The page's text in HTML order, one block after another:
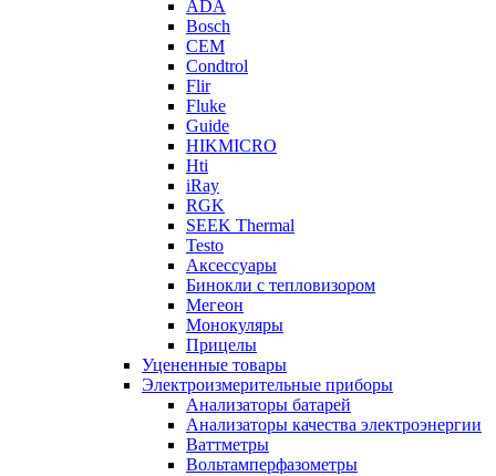
ADA
Bosch
CEM
Condtrol
Flir
Fluke
Guide
HIKMICRO
Hti
iRay
RGK
SEEK Thermal
Testo
Аксессуары
Бинокли с тепловизором
Мегеон
Монокуляры
Прицелы
Уцененные товары
Электроизмерительные приборы
Анализаторы батарей
Анализаторы качества электроэнергии
Ваттметры
Вольтамперфазометры